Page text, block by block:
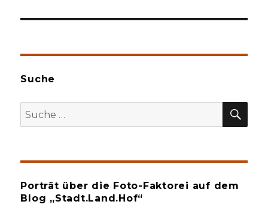
Suche
Suche
nach:
Porträt über die Foto-Faktorei auf dem
Blog „Stadt.Land.Hof“